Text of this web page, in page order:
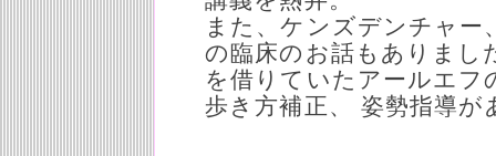
また、ケンズデンチャ
の臨床のお話もありまし
を借りていたアールエフ
歩き方補正、 姿勢指導が